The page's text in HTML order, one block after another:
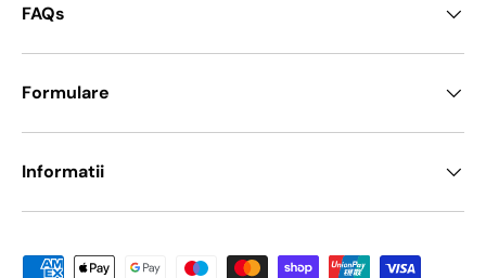
FAQs
Formulare
Informatii
Metode de platā acceptate